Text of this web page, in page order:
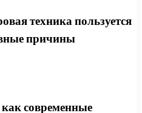
техника пользуется
причины
современные